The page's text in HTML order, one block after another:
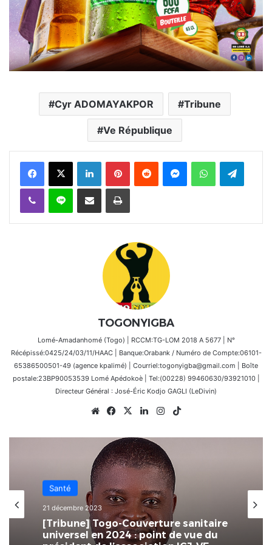
Cyr ADOMAYAKPOR Tribune
Ve République
FacebookX Linkedin PinterestReddit MessengerWhatsAppTelegram
Viber Ligne Partager par email Imprimer
TOGONYIGBA
Lomé-Amadanhomé (Togo) | RCCM:TG-LOM 2018 A 5677 | N°
Récépissé:0425/24/03/11/HAAC | Banque:Orabank / Numéro de Compte:06101-
65386500501-49 (agence kpalimé) | Courriel:togonyigba@gmail.com | Boîte
postale:23BP90053539 Lomé Apédokoè | Tel:(00228) 99460630/93921010 |
Directeur Général : José-Éric Kodjo GAGLI (LeDivin)
WebsiteFacebook
X LinkedinInstagram
Santé
21 décembre 2023
Tribune
13 décembre 2023